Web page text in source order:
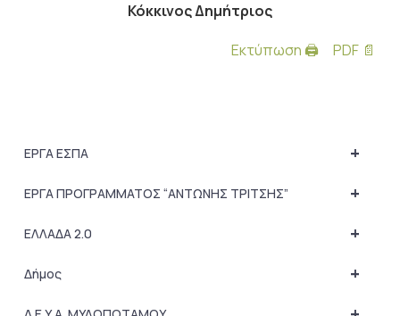
Κόκκινος Δημήτριος
Εκτύπωση 🖨
PDF 📄
+
ΕΡΓΑ ΕΣΠΑ
+
ΕΡΓΑ ΠΡΟΓΡΑΜΜΑΤΟΣ “ΑΝΤΩΝΗΣ ΤΡΙΤΣΗΣ”
+
ΕΛΛΑΔΑ 2.0
+
Δήμος